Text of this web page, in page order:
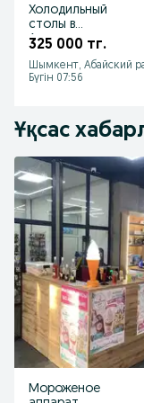
Холодильный
столы в
Ассортименте
325 000 тг.
Шымкент, Абайский
Бүгін 07:56
Ұқсас
Мороженое